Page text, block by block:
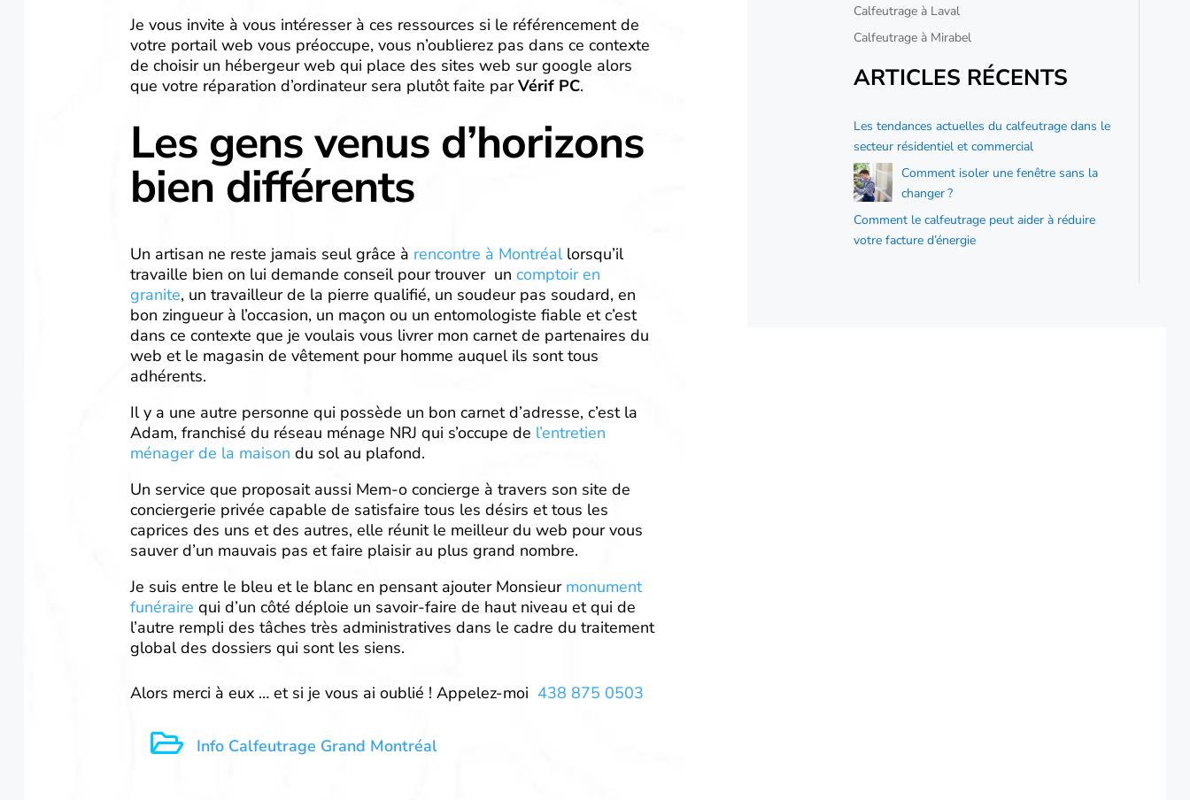
Je vous invite à vous intéresser à ces ressources si le référencement de
votre portail web vous préoccupe, vous n’oublierez pas dans ce contexte
de choisir un hébergeur web qui place des sites web sur google alors
que votre réparation d’ordinateur sera plutôt faite par Vérif PC.
Les gens venus d’horizons
bien différents
Un artisan ne reste jamais seul grâce à rencontre à Montréal lorsqu’il
travaille bien on lui demande conseil pour trouver un comptoir en
granite, un travailleur de la pierre qualifié, un soudeur pas soudard, en
bon zingueur à l’occasion, un maçon ou un entomologiste fiable et c’est
dans ce contexte que je voulais vous livrer mon carnet de partenaires du
web et le magasin de vêtement pour homme auquel ils sont tous
adhérents.
Il y a une autre personne qui possède un bon carnet d’adresse, c’est la
Adam, franchisé du réseau ménage NRJ qui s’occupe de l’entretien
ménager de la maison du sol au plafond.
Un service que proposait aussi Mem-o concierge à travers son site de
conciergerie privée capable de satisfaire tous les désirs et tous les
caprices des uns et des autres, elle réunit le meilleur du web pour vous
sauver d’un mauvais pas et faire plaisir au plus grand nombre.
Je suis entre le bleu et le blanc en pensant ajouter Monsieur monument
funéraire qui d’un côté déploie un savoir-faire de haut niveau et qui de
l’autre rempli des tâches très administratives dans le cadre du traitement
global des dossiers qui sont les siens.
Alors merci à eux … et si je vous ai oublié ! Appelez-moi 438 875 0503
 Info Calfeutrage Grand Montréal
Calfeutrage à Laval
Calfeutrage à Mirabel
ARTICLES RÉCENTS
Les tendances actuelles du calfeutrage dans le
secteur résidentiel et commercial
Comment isoler une fenêtre sans la
changer ?
Comment le calfeutrage peut aider à réduire
votre facture d’énergie